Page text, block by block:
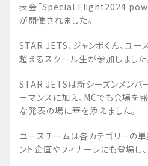
表会「Special Flight2024
が開催されました。
STAR JETS、ジャンボくん、ユ
超えるスクール生が参加しました
STAR JETSは新シーズンメンバ
ーマンスに加え、MCでも会場を
な発表の場に華を添えました。
ユースチームは各カテゴリーの単
ント企画やフィナーレにも登場し